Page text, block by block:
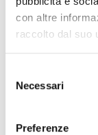
con altre
raccolto dal suo
delNecessari
Preferenze
complessità,
prolungate e
La risposta è
pienamente